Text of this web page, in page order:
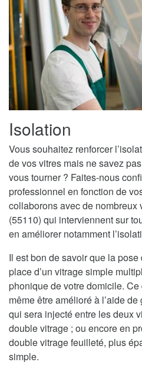
Isolation
Vous souhaitez renforcer
de vos vitres mais ne savez
vous tourner ? Faites-nous
professionnel en fonction de
collaborons avec de nombreux
(55110) qui interviennent sur
en améliorer notamment
Il est bon de savoir que la
place d’un vitrage simple
phonique de votre domicile.
même être amélioré à l’aide
qui sera injecté entre les deux
double vitrage ; ou encore en
double vitrage feuilleté, plus
simple.